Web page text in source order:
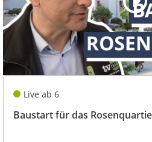
Live ab 6
Baustart für das